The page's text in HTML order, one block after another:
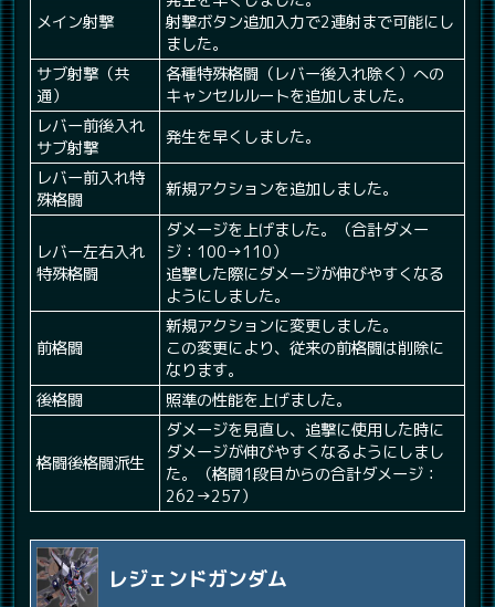
メイン射撃
射撃ボタン追加入力で2連射まで可能にし
ました。
サブ射撃（共
通）
各種特殊格闘（レバー後入れ除く）への
キャンセルルートを追加しました。
レバー前後入れ
サブ射撃
発生を早くしました。
レバー前入れ特
殊格闘
新規アクションを追加しました。
レバー左右入れ
特殊格闘
ダメージを上げました。（合計ダメー
ジ：100→110）
追撃した際にダメージが伸びやすくなる
ようにしました。
前格闘
新規アクションに変更しました。
この変更により、従来の前格闘は削除に
なります。
後格闘
照準の性能を上げました。
格闘後格闘派生
ダメージを見直し、追撃に使用した時に
ダメージが伸びやすくなるようにしまし
た。（格闘1段目からの合計ダメージ：
262→257）
レジェンドガンダム